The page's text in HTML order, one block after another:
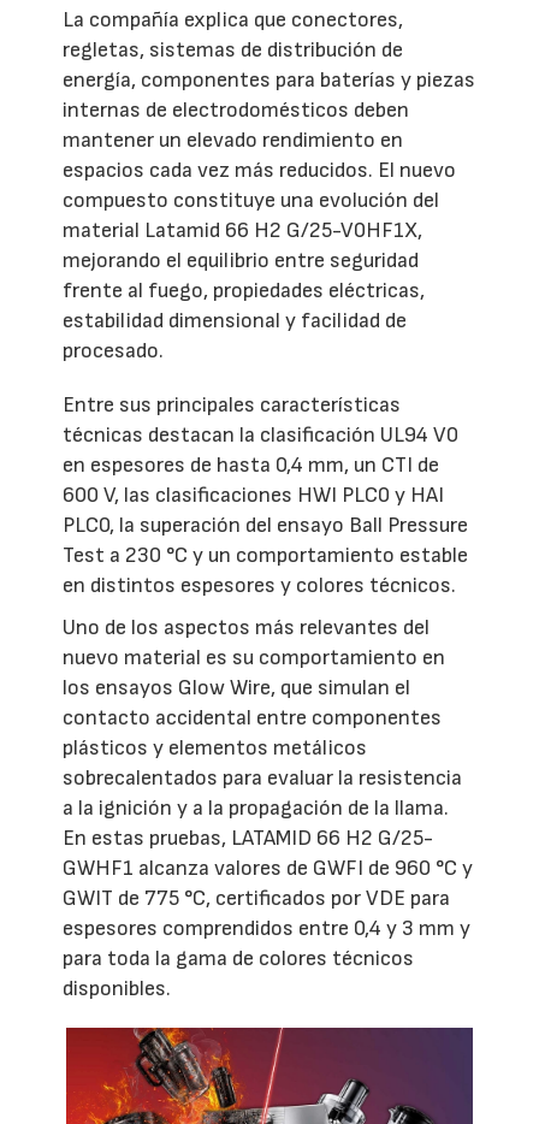
La compañía explica que conectores,
regletas, sistemas de distribución de
energía, componentes para baterías y piezas
internas de electrodomésticos deben
mantener un elevado rendimiento en
espacios cada vez más reducidos. El nuevo
compuesto constituye una evolución del
material Latamid 66 H2 G/25-V0HF1X,
mejorando el equilibrio entre seguridad
frente al fuego, propiedades eléctricas,
estabilidad dimensional y facilidad de
procesado.
Entre sus principales características
técnicas destacan la clasificación UL94 V0
en espesores de hasta 0,4 mm, un CTI de
600 V, las clasificaciones HWI PLC0 y HAI
PLC0, la superación del ensayo Ball Pressure
Test a 230 °C y un comportamiento estable
en distintos espesores y colores técnicos.
Uno de los aspectos más relevantes del
nuevo material es su comportamiento en
los ensayos Glow Wire, que simulan el
contacto accidental entre componentes
plásticos y elementos metálicos
sobrecalentados para evaluar la resistencia
a la ignición y a la propagación de la llama.
En estas pruebas, LATAMID 66 H2 G/25-
GWHF1 alcanza valores de GWFI de 960 °C y
GWIT de 775 °C, certificados por VDE para
espesores comprendidos entre 0,4 y 3 mm y
para toda la gama de colores técnicos
disponibles.